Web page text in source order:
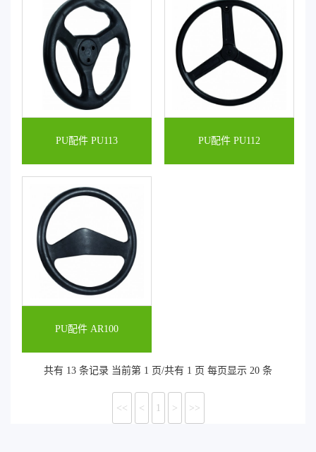
PU配件 PU113 PU配件 PU112
PU配件 AR100
共有 13 条记录 当前第 1 页/共有 1 页 每页显示 20 条
<< < 1 > >>